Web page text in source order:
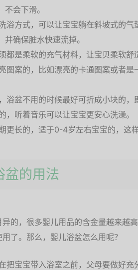
会下滑。
浴方式，可以让宝宝躺在斜坡式的
并确保脏水快速流掉。
都是柔软的充气材料，让宝贝柔软舒
图案的，比如漂亮的卡通图案或者
浴盆不用的时候最好可折成小块的
，听着音乐可以让宝宝更安心洗澡。
更长的，适于0-4岁左右宝宝的，这
盆的用法
异的，很多婴儿用品的含金量越来越
了。那么，婴儿浴盆怎么用呢？
把宝宝带入浴室之前，父母要做好